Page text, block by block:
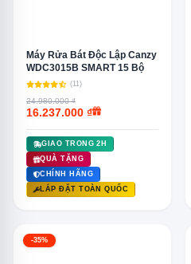
Máy Rửa Bát Độc Lập Canzy
WDC3015B SMART 15 Bộ
(11)
24.980.000 ₫
16.237.000 ₫
GIAO TRONG 2H
QUÀ TẶNG
CHÍNH HÃNG
LẮP ĐẶT TOÀN QUỐC
-35%